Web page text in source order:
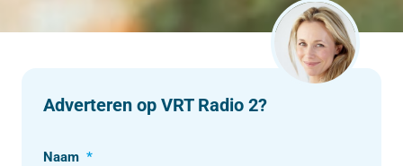
Adverteren op VRT Radio 2?
Naam *